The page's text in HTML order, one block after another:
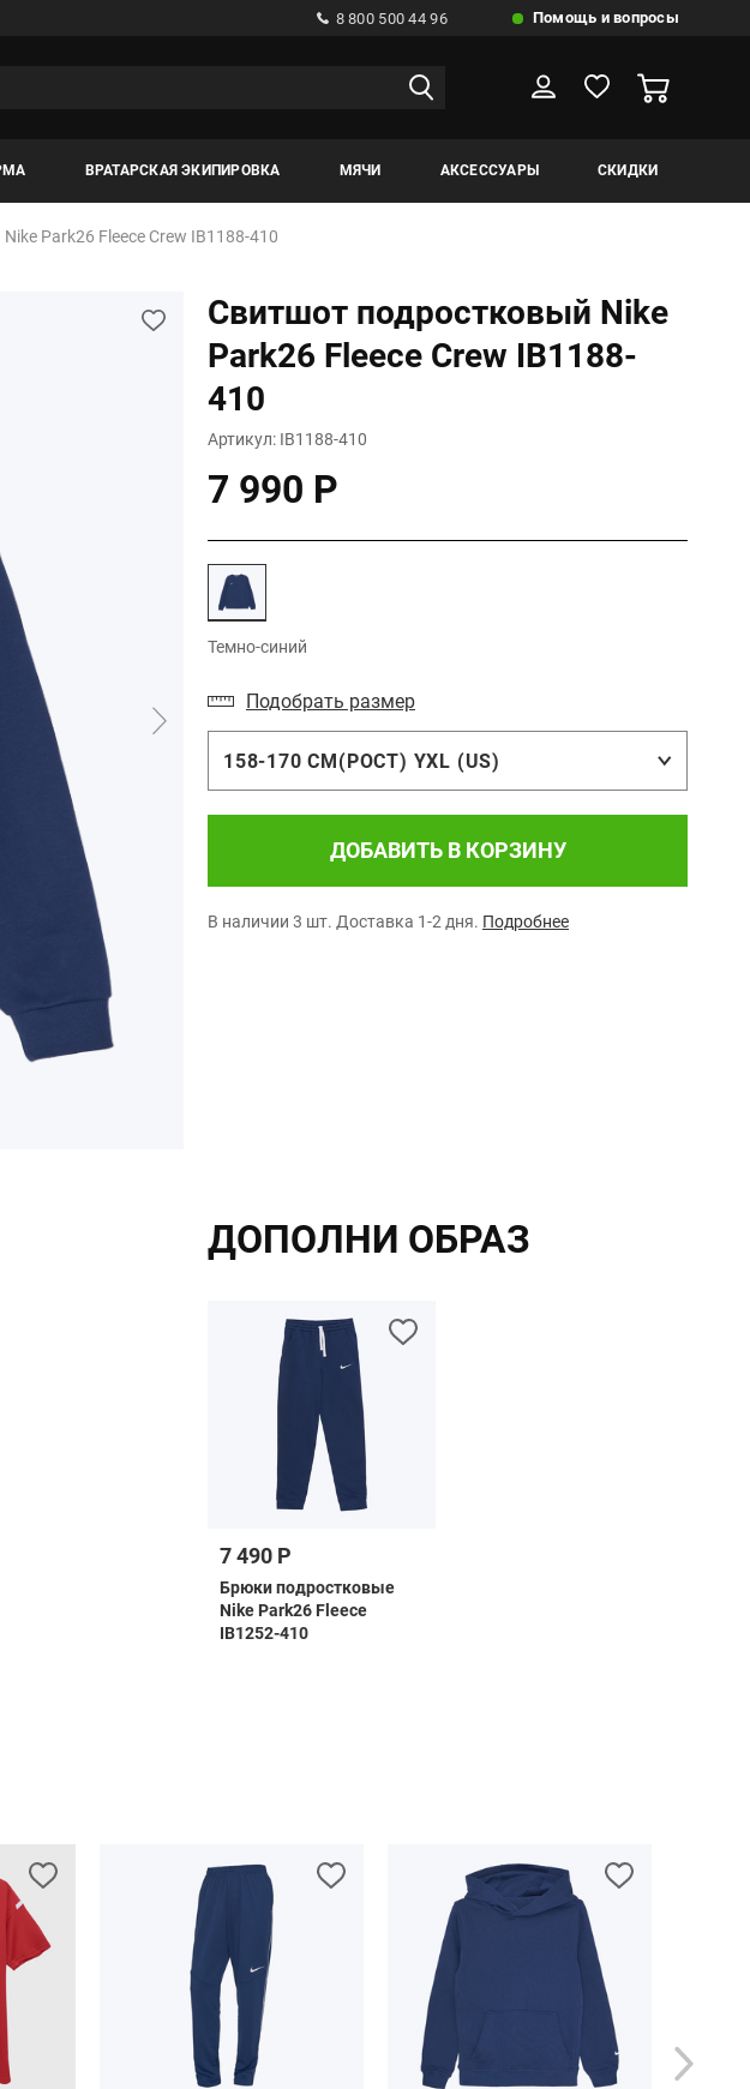
8 800 500 44 96 Помощь и вопросы
ВРАТАРСКАЯ ЭКИПИРОВКА МЯЧИ АКСЕССУАРЫ СКИДКИ
Park26 Fleece Crew IB1188-410
Свитшот подростковый Nike
Park26 Fleece Crew IB1188-
410
Артикул: IB1188-410
7 990 Р
Темно-синий
Подобрать размер
158-170 СМ(РОСТ) YXL (US)
ДОБАВИТЬ В КОРЗИНУ
В наличии 3 шт. Доставка 1-2 дня. Подробнее
ДОПОЛНИ ОБРАЗ
7 490 Р
Брюки подростковые
Nike Park26 Fleece
IB1252-410